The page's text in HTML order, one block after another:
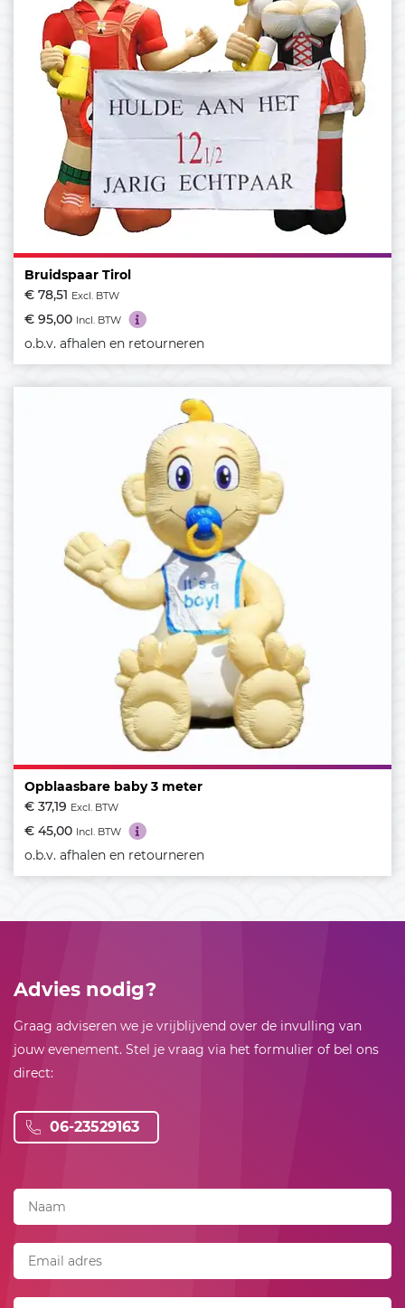
Bruidspaar Tirol
€ 78,51 Excl. BTW
€ 95,00 Incl. BTW
o.b.v. afhalen en retourneren
Opblaasbare baby 3 meter
€ 37,19 Excl. BTW
€ 45,00 Incl. BTW
o.b.v. afhalen en retourneren
Advies nodig?
Graag adviseren we je vrijblijvend over de invulling van
jouw evenement. Stel je vraag via het formulier of bel ons
direct:
06-23529163